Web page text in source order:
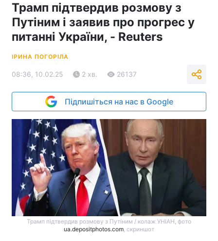
Трамп підтвердив розмову з
Путіним і заявив про прогрес у
питанні України, - Reuters
ІРИНА ПОГОРІЛА
08:36, 10.02.25 2 хв. 26137
Підпишіться на нас в Google
Трамп підтвердив розмову з Путіним / колаж УНІАН, фото
ua.depositphotos.com, скриншот